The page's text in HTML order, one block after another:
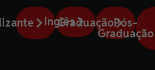
Inglês
GraduaçãoPós-
Graduação